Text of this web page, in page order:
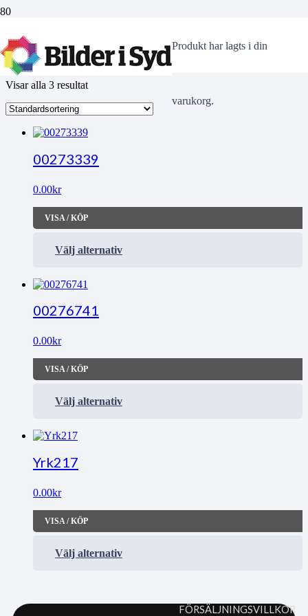
Produkt har lagts i din
varukorg.
tidig
Visar alla 3 resultat
00273339
0.00kr
VISA / KÖP
Välj alternativ
00276741
0.00kr
VISA / KÖP
Välj alternativ
Yrk217
0.00kr
VISA / KÖP
Välj alternativ
FÖRSÄLJNINGSVILLKOR